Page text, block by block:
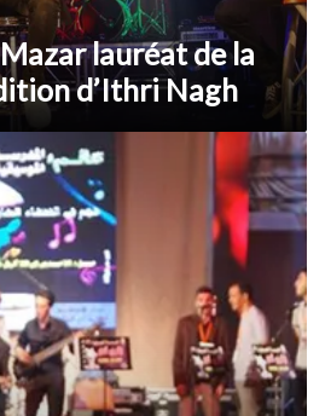
lauréat de la
d’Ithri Nagh